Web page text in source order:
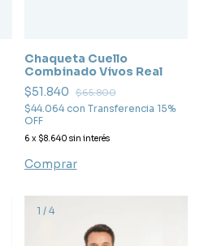
Chaqueta Cuello
Combinado Vivos Real
$51.840
$65.800
$44.064 con Transferencia 15%
OFF
6 x $8.640 sin interés
Comprar
1 / 4